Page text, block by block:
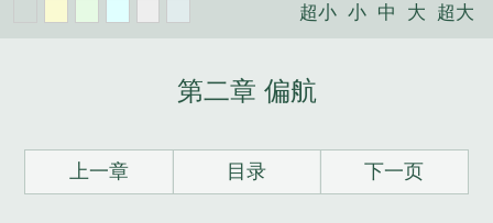
超小 小 中 大 超大
第二章 偏航
上一章 目录 下一页